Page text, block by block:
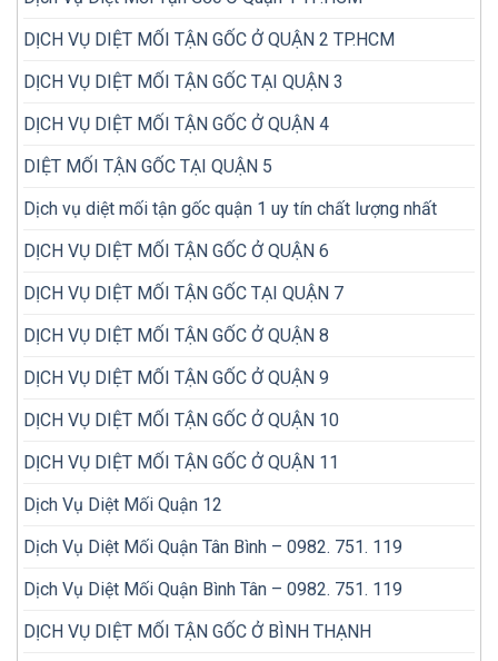
hơn?
trước
khi
DỊCH VỤ DIỆT MỐI TẬN GỐC Ở QUẬN 2 TP.HCM
DỊCH VỤ DIỆT MỐI TẬN GỐC TẠI QUẬN 3
DỊCH VỤ DIỆT MỐI TẬN GỐC Ở QUẬN 4
DIỆT MỐI TẬN GỐC TẠI QUẬN 5
Dịch vụ diệt mối tận gốc quận 1 uy tín chất lượng nhất
DỊCH VỤ DIỆT MỐI TẬN GỐC Ở QUẬN 6
DỊCH VỤ DIỆT MỐI TẬN GỐC TẠI QUẬN 7
DỊCH VỤ DIỆT MỐI TẬN GỐC Ở QUẬN 8
DỊCH VỤ DIỆT MỐI TẬN GỐC Ở QUẬN 9
DỊCH VỤ DIỆT MỐI TẬN GỐC Ở QUẬN 10
DỊCH VỤ DIỆT MỐI TẬN GỐC Ở QUẬN 11
Dịch Vụ Diệt Mối Quận 12
Dịch Vụ Diệt Mối Quận Tân Bình – 0982. 751. 119
Dịch Vụ Diệt Mối Quận Bình Tân – 0982. 751. 119
DỊCH VỤ DIỆT MỐI TẬN GỐC Ở BÌNH THẠNH